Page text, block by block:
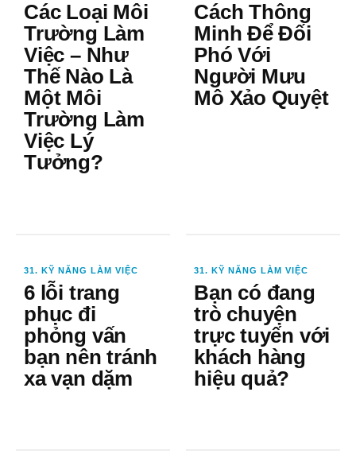
Các Loại Môi
Trường Làm
Việc – Như
Thế Nào Là
Một Môi
Trường Làm
Việc Lý
Tưởng?
Cách Thông
Minh Để Đối
Phó Với
Người Mưu
Mô Xảo Quyệt
31. KỸ NĂNG LÀM VIỆC
6 lỗi trang
phục đi
phỏng vấn
bạn nên tránh
xa vạn dặm
31. KỸ NĂNG LÀM VIỆC
Bạn có đang
trò chuyện
trực tuyến với
khách hàng
hiệu quả?